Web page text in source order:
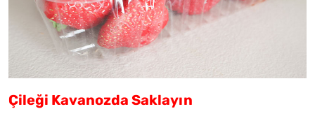
Çileği Kavanozda Saklayın